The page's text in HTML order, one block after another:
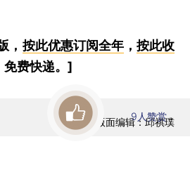
， 按此优惠订阅全年， 按此收
免费快递。]
版面编辑：邱祺璞
9人赞赏